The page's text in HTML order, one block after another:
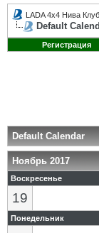
LADA 4x4 Нива
Default
Регистрация
Default Calendar
Ноябрь 2017
Воскресенье
19
Понедельник